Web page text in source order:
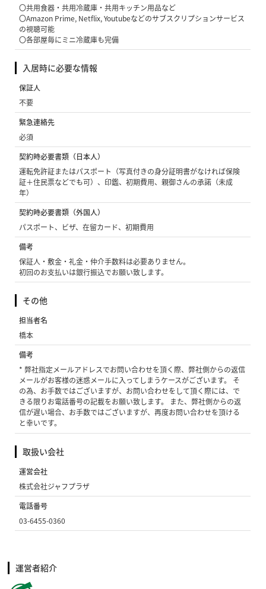
〇共用食器・共用冷蔵庫・共用キッチン用品など
〇Amazon Prime, Netflix, Youtubeなどのサブスクリプションサービス
の視聴可能
〇各部屋毎にミニ冷蔵庫も完備
入居時に必要な情報
保証人
不要
緊急連絡先
必須
契約時必要書類（日本人）
運転免許証またはパスポート（写真付きの身分証明書がなければ保険
証＋住民票などでも可）、印鑑、初期費用、親御さんの承諾（未成
年）
契約時必要書類（外国人）
パスポート、ビザ、在留カード、初期費用
備考
保証人・敷金・礼金・仲介手数料は必要ありません。
初回のお支払いは銀行振込でお願い致します。
その他
担当者名
橋本
備考
* 弊社指定メールアドレスでお問い合わせを頂く際、弊社側からの返信
メールがお客様の迷惑メールに入ってしまうケースがございます。 そ
の為、お手数ではございますが、お問い合わせをして頂く際には、で
きる限りお電話番号の記載をお願い致します。 また、弊社側からの返
信が遅い場合、お手数ではございますが、再度お問い合わせを頂ける
と幸いです。
取扱い会社
運営会社
株式会社ジャフプラザ
電話番号
03-6455-0360
運営者紹介